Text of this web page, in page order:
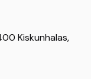
Kiskunhalas,